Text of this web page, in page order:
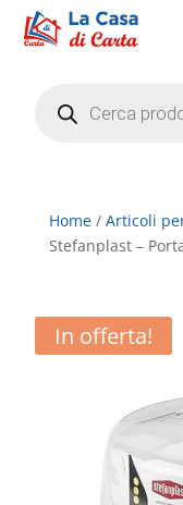
search
Home/ Articoli
Stefanplast –
In offerta!